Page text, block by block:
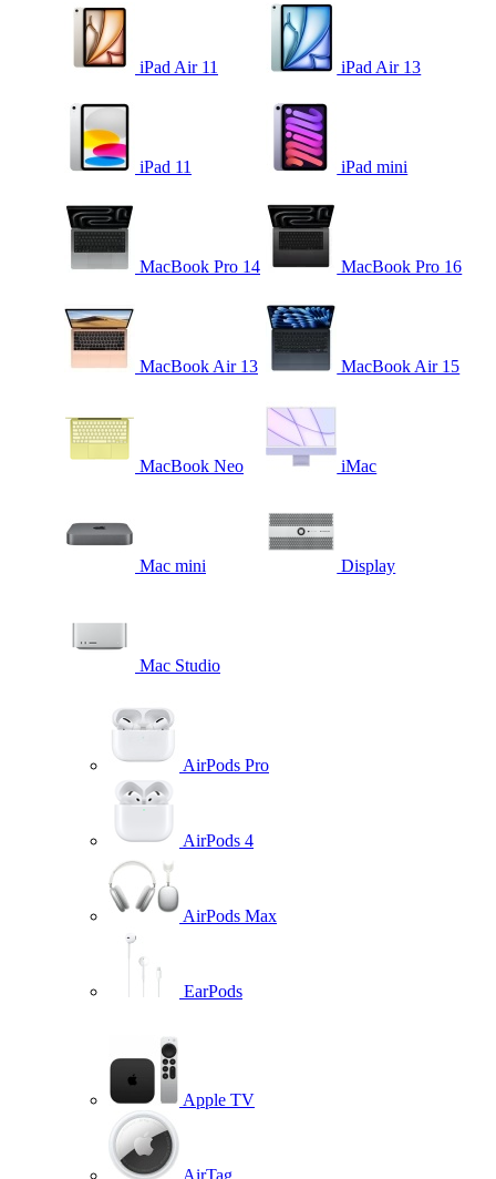
iPad Air 11 iPad Air 13
iPad 11 iPad mini
MacBook Pro 14 MacBook Pro 16
MacBook Air 13 MacBook Air 15
MacBook Neo iMac
Mac mini Display
Mac Studio
AirPods Pro
AirPods 4
AirPods Max
EarPods
Apple TV